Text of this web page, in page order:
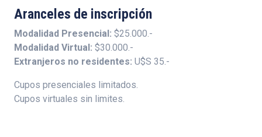
Aranceles de inscripción
Modalidad Presencial: $25.000.-
Modalidad Virtual: $30.000.-
Extranjeros no residentes: U$S 35.-
Cupos presenciales limitados.
Cupos virtuales sin limites.